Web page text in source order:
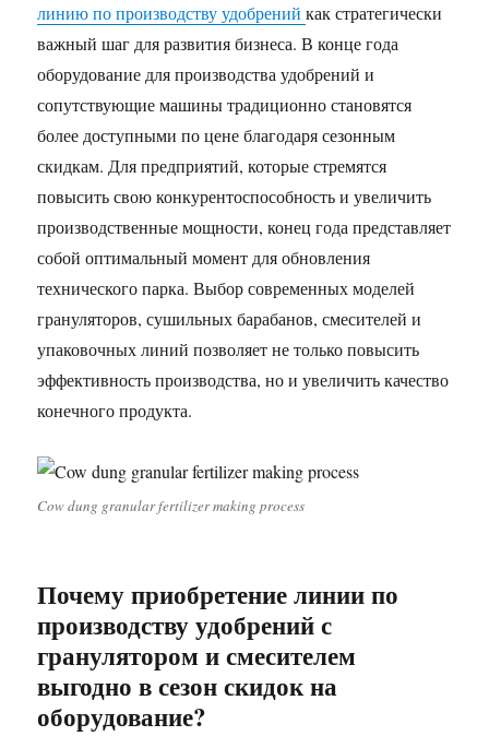
линию по производству удобренийкак стратегически
важный шаг для развития бизнеса. В конце года
оборудование для производства удобрений и
сопутствующие машины традиционно становятся
более доступными по цене благодаря сезонным
скидкам. Для предприятий, которые стремятся
повысить свою конкурентоспособность и увеличить
производственные мощности, конец года представляет
собой оптимальный момент для обновления
технического парка. Выбор современных моделей
грануляторов, сушильных барабанов, смесителей и
упаковочных линий позволяет не только повысить
эффективность производства, но и увеличить качество
конечного продукта.
Cow dung granular fertilizer making process
Почему приобретение линии по
производству удобрений с
гранулятором и смесителем
выгодно в сезон скидок на
оборудование?